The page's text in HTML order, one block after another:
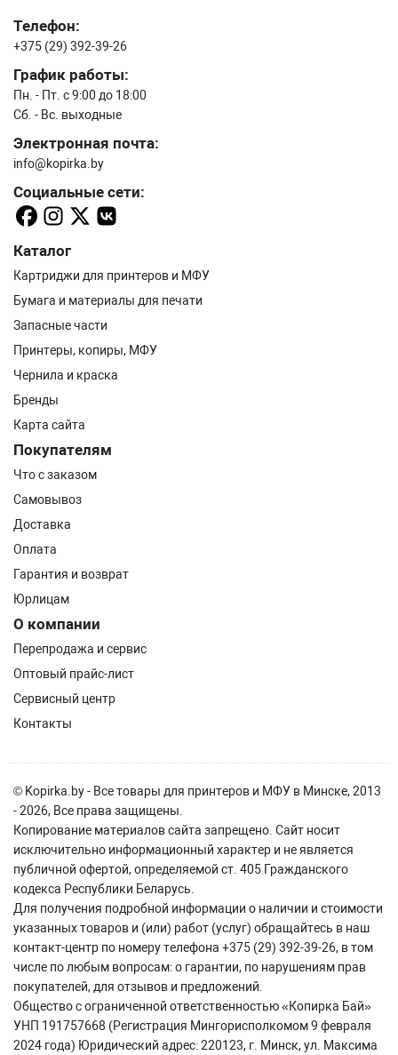
Телефон:
+375 (29) 392-39-26
График работы:
Пн. - Пт. с 9:00 до 18:00
Сб. - Вс. выходные
Электронная почта:
info@kopirka.by
Социальные сети:
Каталог
Картриджи для принтеров и МФУ
Бумага и материалы для печати
Запасные части
Принтеры, копиры, МФУ
Чернила и краска
Бренды
Карта сайта
Покупателям
Что с заказом
Самовывоз
Доставка
Оплата
Гарантия и возврат
Юрлицам
О компании
Перепродажа и сервис
Оптовый прайс-лист
Сервисный центр
Контакты
© Kopirka.by - Все товары для принтеров и МФУ в Минске, 2013
- 2026, Все права защищены.
Копирование материалов сайта запрещено. Сайт носит
исключительно информационный характер и не является
публичной офертой, определяемой ст. 405 Гражданского
кодекса Республики Беларусь.
Для получения подробной информации о наличии и стоимости
указанных товаров и (или) работ (услуг) обращайтесь в наш
контакт-центр по номеру телефона +375 (29) 392-39-26, в том
числе по любым вопросам: о гарантии, по нарушениям прав
покупателей, для отзывов и предложений.
Общество с ограниченной ответственностью «Копирка Бай»
УНП 191757668 (Регистрация Мингорисполкомом 9 февраля
2024 года) Юридический адрес: 220123, г. Минск, ул. Максима